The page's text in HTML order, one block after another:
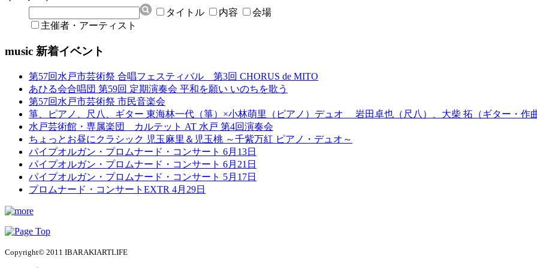
タイトル
内容
会場
主催者・アーティスト
music 新着イベント
第57回水戸市芸術祭 合唱フェスティバル 第3回 CHORUS de MITO
あひる会合唱団 第59回 定期演奏会 平和を願い いのちを歌う
第57回水戸市芸術祭 市民音楽会
箏、ピアノ、尺八、ギター 東海林一代（箏）×小林萌里（ピアノ）デュオ 岩田卓也（尺八）、大柴 拓（ギター・作
水戸芸術館・専属楽団 カルテット AT 水戸 第4回演奏会
ちょっとお昼にクラシック 児玉麻里＆児玉桃 ～千紫万紅 ピアノ・デュオ～
パイプオルガン・プロムナード・コンサート 6月13日
パイプオルガン・プロムナード・コンサート 6月21日
パイプオルガン・プロムナード・コンサート 5月17日
プロムナード・コンサートEXTR 4月29日
Copyright© 2011 IBARAKIARTLIFE